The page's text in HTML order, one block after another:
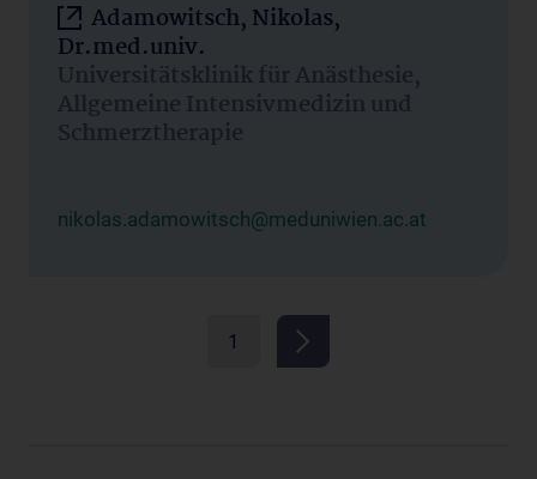
Adamowitsch, Nikolas,
Dr.med.univ.
Universitätsklinik für Anästhesie,
Allgemeine Intensivmedizin und
Schmerztherapie
nikolas.adamowitsch@meduniwien.ac.at
1